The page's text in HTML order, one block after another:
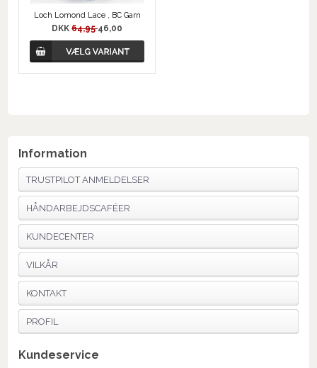
Loch Lomond Lace , BC Garn
DKK64,9546,00
Information
TRUSTPILOT ANMELDELSER
HÅNDARBEJDSCAFÉER
KUNDECENTER
VILKÅR
KONTAKT
PROFIL
Kundeservice